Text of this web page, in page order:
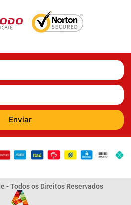
Enviar
- Todos os Direitos Reservados